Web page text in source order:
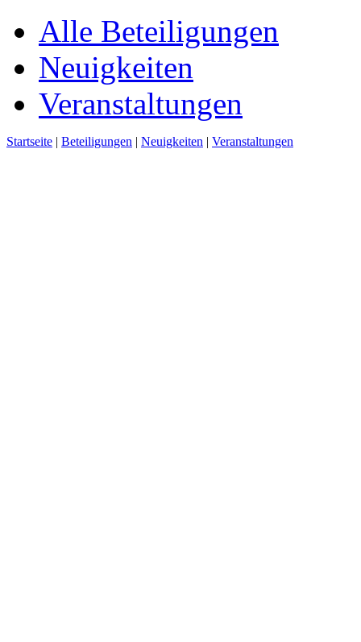
Alle Beteiligungen
Neuigkeiten
Veranstaltungen
Startseite | Beteiligungen | Neuigkeiten | Veranstaltungen